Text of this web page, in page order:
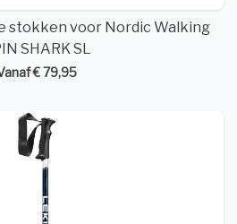
stokken voor Nordic Walking
SHARK SL
€ 79,95